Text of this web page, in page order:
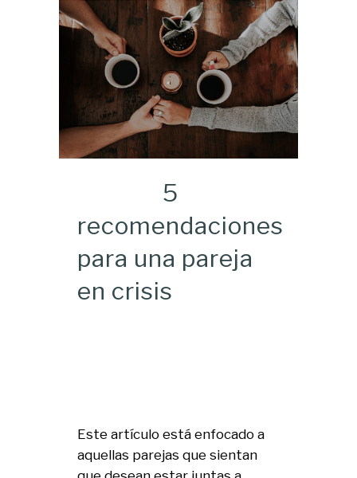
5
recomendaciones
para una pareja
en crisis
Este artículo está enfocado a
aquellas parejas que sientan